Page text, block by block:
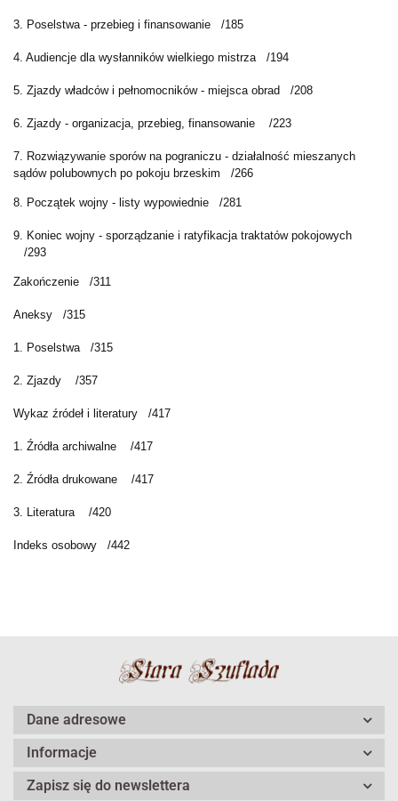
3. Poselstwa - przebieg i finansowanie /185
4. Audiencje dla wysłanników wielkiego mistrza /194
5. Zjazdy władców i pełnomocników - miejsca obrad /208
6. Zjazdy - organizacja, przebieg, finansowanie /223
7. Rozwiązywanie sporów na pograniczu - działalność mieszanych
sądów polubownych po pokoju brzeskim
/266
8. Początek wojny - listy wypowiednie /281
9. Koniec wojny - sporządzanie i ratyfikacja traktatów pokojowych
/293
Zakończenie /311
Aneksy /315
1. Poselstwa /315
2. Zjazdy /357
Wykaz źródeł i literatury /417
1. Źródła archiwalne /417
2. Źródła drukowane /417
3. Literatura /420
Indeks osobowy /442
Dane adresowe
Informacje
Zapisz się do newslettera